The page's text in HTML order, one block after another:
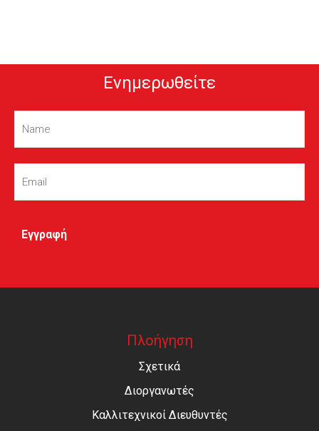
Ενημερωθείτε
Name
Email
Πλοήγηση
Σχετικά
Διοργανωτές
Καλλιτεχνικοί Διευθυντές